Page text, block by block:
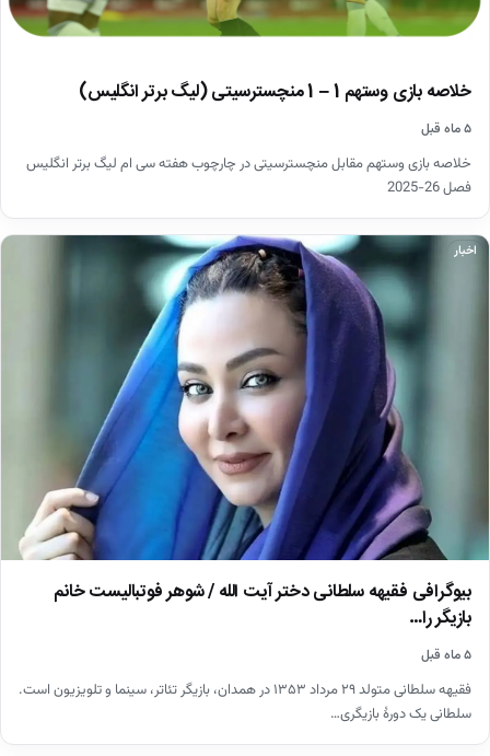
خلاصه بازی وستهم 1 – 1 منچسترسیتی (لیگ برتر انگلیس)
۵ ماه قبل
خلاصه بازی وستهم مقابل منچسترسیتی در چارچوب هفته سی ام لیگ برتر انگلیس
فصل 26-2025
اخبار
بیوگرافی فقیهه سلطانی دختر آیت الله / شوهر فوتبالیست خانم
بازیگر را…
۵ ماه قبل
فقیهه سلطانی متولد ۲۹ مرداد ۱۳۵۳ در همدان، بازیگر تئاتر، سینما و تلویزیون است.
سلطانی یک دورهٔ بازیگری…